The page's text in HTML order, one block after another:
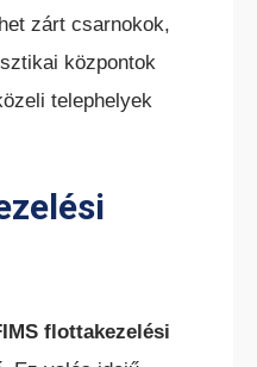
zárt csarnokok,
központok
telephelyek
flottakezelési